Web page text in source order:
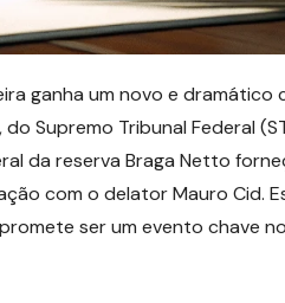
ganha um novo e
Supremo Tribunal Federal
da reserva Braga Netto
com o delator Mauro Cid.
promete ser um evento chave